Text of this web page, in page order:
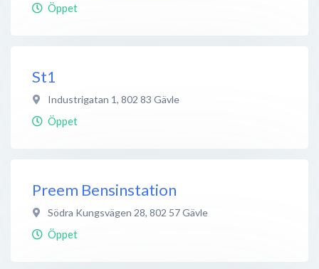
Öppet
St1
Industrigatan 1, 802 83 Gävle
Öppet
Preem Bensinstation
Södra Kungsvägen 28, 802 57Gävle
Öppet